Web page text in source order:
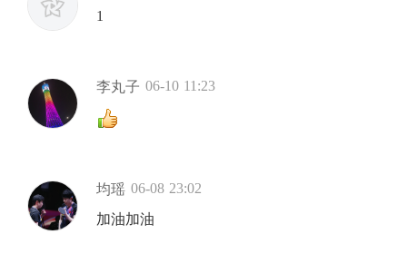
1
李丸子 06-10 11:23
均瑶 06-08 23:02
加油加油